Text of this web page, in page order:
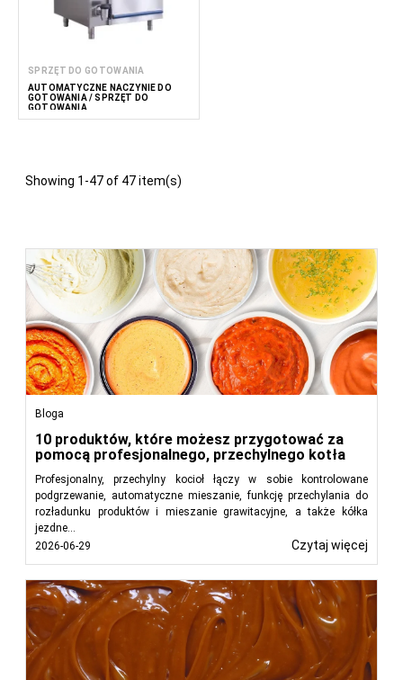
SPRZĘT DO GOTOWANIA
AUTOMATYCZNE NACZYNIE DO
GOTOWANIA / SPRZĘT DO
GOTOWANIA
Showing 1-47 of 47 item(s)
Bloga
10 produktów, które możesz przygotować za
pomocą profesjonalnego, przechylnego kotła
Profesjonalny, przechylny kocioł łączy w sobie kontrolowane
podgrzewanie, automatyczne mieszanie, funkcję przechylania do
rozładunku produktów i mieszanie grawitacyjne, a także kółka
jezdne...
2026-06-29
Czytaj więcej